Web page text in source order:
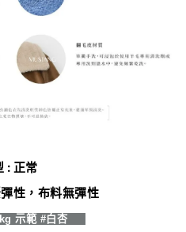
: 正常
性，布料無彈性
示範 #白杏